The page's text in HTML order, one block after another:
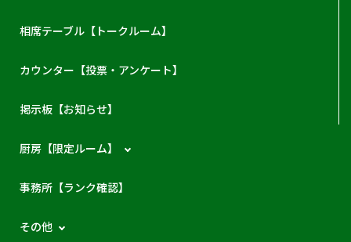
相席テーブル【トークルーム】
カウンター【投票・アンケート】
掲示板【お知らせ】
厨房【限定ルーム】
事務所【ランク確認】
その他